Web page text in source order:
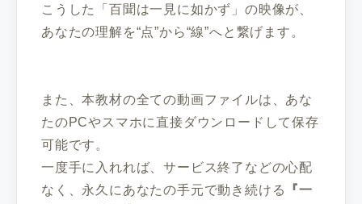
こうした「百聞は一見に如かず」の映像が、
あなたの理解を“点”から“線”へと繋げます。
また、本教材の全ての動画ファイルは、あな
たのPCやスマホに直接ダウンロードして保存
可能です。
一度手に入れれば、サービス終了などの心配
なく、永久にあなたの手元で動き続ける
『一